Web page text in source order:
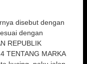
disebut dengan
dengan
REPUBLIK
TENTANG MARKA